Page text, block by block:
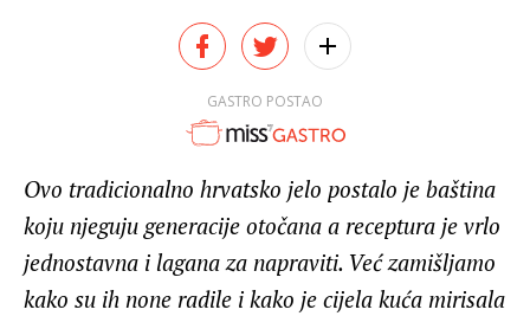
GASTRO POSTAO
Ovo tradicionalno hrvatsko jelo postalo je baština
koju njeguju generacije otočana a receptura je vrlo
jednostavna i lagana za napraviti. Već zamišljamo
kako su ih none radile i kako je cijela kuća mirisala